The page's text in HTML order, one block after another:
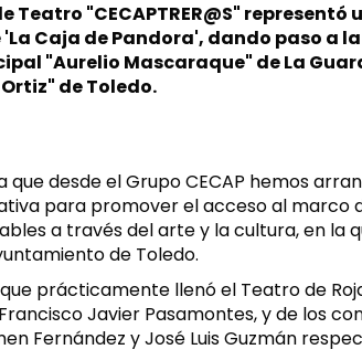
Teatro "CECAPTRER@S"
Caja de Pandora', dando paso a
"Aurelio Mascaraque" de La
de Toledo.
desde el Grupo CECAP hemos
para promover el acceso al marco
a través del arte y la cultura, en la
de Toledo.
prácticamente llenó el Teatro de
Javier Pasamontes, y de los
Fernández y José Luis Guzmán